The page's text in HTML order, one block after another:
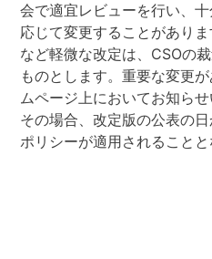
会で適宜レビューを行い、
応じて変更することがあり
など軽微な改定は、CSOの
ものとします。重要な変更
ムページ上においてお知らせ
その場合、改定版の公表の
ポリシーが適用されることと